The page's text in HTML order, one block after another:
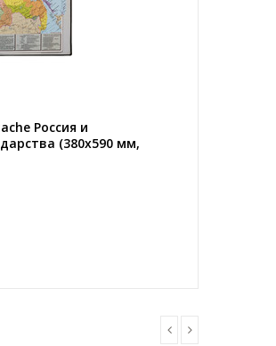
Россия и
(380х590 мм,